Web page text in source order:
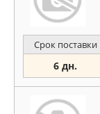
Срок поставки
6 дн.